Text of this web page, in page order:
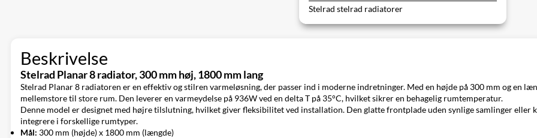
Stelrad stelrad radiatorer
Beskrivelse
Stelrad Planar 8 radiator, 300 mm høj, 1800 mm lang
Stelrad Planar 8 radiatoren er en effektiv og stilren varmeløsning, der passer ind i moderne indretninger. Med en højde på 300 mm og en
mellemstore til store rum. Den leverer en varmeydelse på 936W ved en delta T på 35°C, hvilket sikrer en behagelig rumtemperatur.
Denne model er designet med højre tilslutning, hvilket giver fleksibilitet ved installation. Den glatte frontplade uden synlige samlinger
integrere i forskellige rumtyper.
Mål: 300 mm (højde) x 1800 mm (længde)